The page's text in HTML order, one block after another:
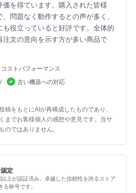
価を得ています。購入された皆様
問題なく動作するとの声が多く、
役立っていると好評です。全体的
注文の意向を示す方が多い商品で
コストパフォーマンス
古い機器への対応
稿をもとにAIが再構成したものであり、
までお客様個人の感想や意見です。当サ
のではありません。
定
上が認証済み。卓越した信頼性を誇るストア
る称号です。